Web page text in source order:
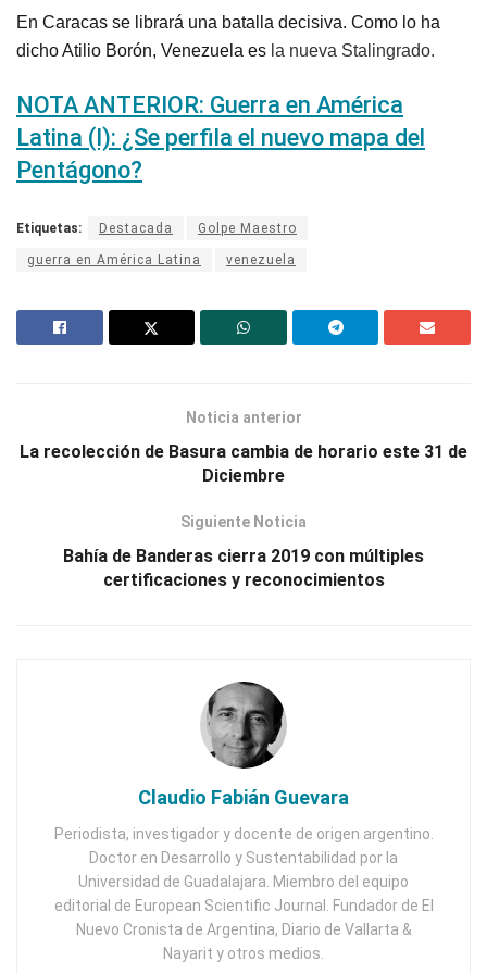
En Caracas se librará una batalla decisiva. Como lo ha
dicho Atilio Borón, Venezuela es la nueva Stalingrado.
NOTA ANTERIOR: Guerra en América
Latina (I): ¿Se perfila el nuevo mapa del
Pentágono?
Etiquetas: Destacada Golpe Maestro
guerra en América Latina venezuela
Noticia anterior
La recolección de Basura cambia de horario este 31 de
Diciembre
Siguiente Noticia
Bahía de Banderas cierra 2019 con múltiples
certificaciones y reconocimientos
Claudio Fabián Guevara
Periodista, investigador y docente de origen argentino.
Doctor en Desarrollo y Sustentabilidad por la
Universidad de Guadalajara. Miembro del equipo
editorial de European Scientific Journal. Fundador de El
Nuevo Cronista de Argentina, Diario de Vallarta &
Nayarit y otros medios.